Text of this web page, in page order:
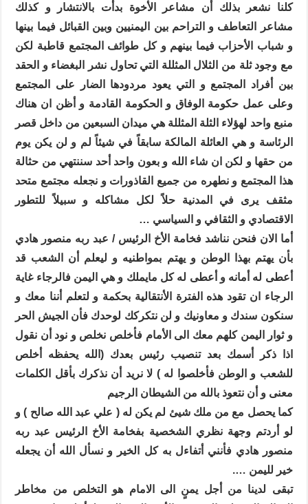
كلنا نشعر بذلك أن مشاعر الأخوة بدأت بالانتشار و كذلك
مشاعر التعاطف و التراحم بين اليمنيين وبين القبائل فيما بينها
و شباب الأحزاب فيما بينهم و كل طوائف المجتمع قاطبة لكن
مع وجود ثلة من الثلال المثللة التي تحاول نشر البغضاء و الحقد
بين أفراد المجتمع و التي يعود مردودها الضار على المجتمع
وعلى عمل حكومة الوفاق و الحكومة القادمة و أظن ان هناك
منبع واحد لهؤلاء الثلة المثللة هي ميدان السبعين من داخل قصر
الرئاسة و هي العائلة المالكة سابقاً في شيئاً لم و لن يكن يوم
من حقها و لكن ان شاء الله و بعون واحد أحد سننتهي من حثالة
هذا المجتمع و نطهره من جميع القاذورات و نجعله مجتمع متحد
مثقف يرى في المدنية حلاً لكل مشاكله و سبيلاً للتطور
الاقتصادي و الثقافي و السياسي …
أما الان فنحن نناشد فخامة الأخ الرئيس / عبد ربه منصور هادي
بأن يهتم بهذا الوطن و يهتم بمواطنيه و ليعلم أن الشعب قد
أعطى له أمانه و أعطى له كل مايملك و هي اليمن فالرجاء غاية
الرجاء ان تقود هذه الفترة الأنتقالية بحكمة و لتعلم أننا معك و
سنكون سندك و معاونيك و لن نتكركك لوحدك فأن الجيش الحر
و ثوار اليمن كلهم معك الى الأمام فأخلص نخلص و نود أن نقول
اذا ذكر أسمك بعد تنصيب رئيس بعدك (الله يحفظه أخلص
للشعب و الوطن فأخلصوا له ) لا نريد أن نذكرك بأقل الكلمات
معنى و أن نتعوذ بالله من الشيطان الرجيم
كما يحصل مع من ملك شيئ لم يكن له ( علي عبد الله صالح ) و
لو أردتم وجهة نظري الشخصية بفخامة الأخ الرئيس عبد ربه
منصور هادي فأنني أتفاءل به كل الخير و نسأل الله أن يجعله
خير لليمن ….
تبقى لدينا من أجل يمنٍ الى الامام هو التخلص من مخاطر